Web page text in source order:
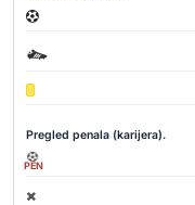
Pregled penala (karijera).
PEN